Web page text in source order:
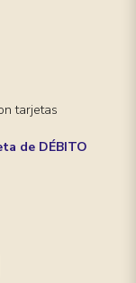
tarjetas
de DÉBITO